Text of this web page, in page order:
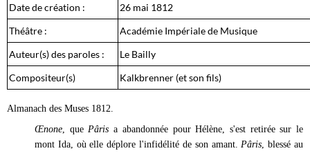
Date de création :
26 mai 1812
Théâtre :
Académie Impériale de Musique
Auteur(s) des paroles :
Le Bailly
Compositeur(s)
Kalkbrenner (et son fils)
Almanach des Muses 1812.
Œnone , que Pâris a abandonnée pour Hélène, s'est retirée sur le
mont Ida, où elle déplore l'infidélité de son amant. Pâris , blessé au